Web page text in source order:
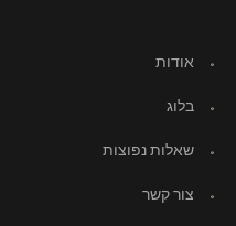
אודות
בלוג
שאלות נפוצות
צור קשר